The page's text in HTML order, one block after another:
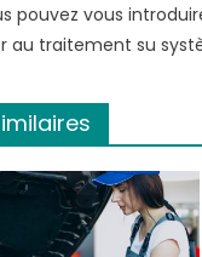
pouvez vous
au traitement su